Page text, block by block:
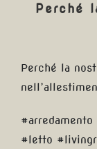
Perché
Perché la
#letto